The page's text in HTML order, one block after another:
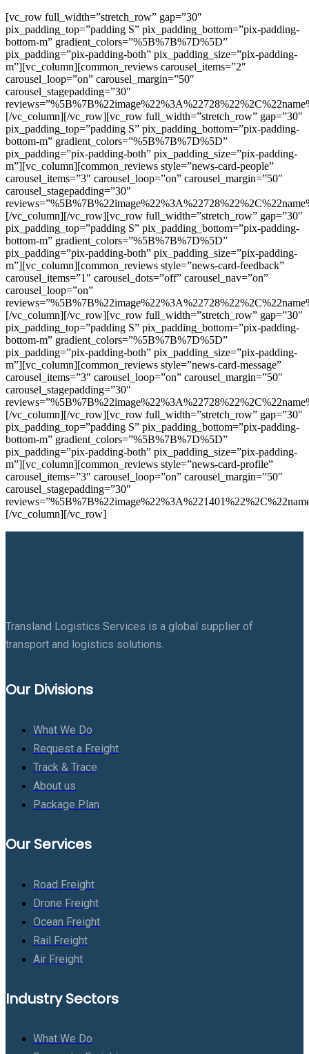
[vc_row full_width=”stretch_row” gap=”30″
pix_padding_top=”padding S” pix_padding_bottom=”pix-padding-
bottom-m” gradient_colors=”%5B%7B%7D%5D”
pix_padding=”pix-padding-both” pix_padding_size=”pix-padding-
m”][vc_column][common_reviews carousel_items=”2″
carousel_loop=”on” carousel_margin=”50″
carousel_stagepadding=”30″
[/vc_column][/vc_row][vc_row full_width=”stretch_row” gap=”30″
pix_padding_top=”padding S” pix_padding_bottom=”pix-padding-
bottom-m” gradient_colors=”%5B%7B%7D%5D”
pix_padding=”pix-padding-both” pix_padding_size=”pix-padding-
m”][vc_column][common_reviews style=”news-card-people”
carousel_items=”3″ carousel_loop=”on” carousel_margin=”50″
carousel_stagepadding=”30″
[/vc_column][/vc_row][vc_row full_width=”stretch_row” gap=”30″
pix_padding_top=”padding S” pix_padding_bottom=”pix-padding-
bottom-m” gradient_colors=”%5B%7B%7D%5D”
pix_padding=”pix-padding-both” pix_padding_size=”pix-padding-
m”][vc_column][common_reviews style=”news-card-feedback”
carousel_items=”1″ carousel_dots=”off” carousel_nav=”on”
carousel_loop=”on”
[/vc_column][/vc_row][vc_row full_width=”stretch_row” gap=”30″
pix_padding_top=”padding S” pix_padding_bottom=”pix-padding-
bottom-m” gradient_colors=”%5B%7B%7D%5D”
pix_padding=”pix-padding-both” pix_padding_size=”pix-padding-
m”][vc_column][common_reviews style=”news-card-message”
carousel_items=”3″ carousel_loop=”on” carousel_margin=”50″
carousel_stagepadding=”30″
[/vc_column][/vc_row][vc_row full_width=”stretch_row” gap=”30″
pix_padding_top=”padding S” pix_padding_bottom=”pix-padding-
bottom-m” gradient_colors=”%5B%7B%7D%5D”
pix_padding=”pix-padding-both” pix_padding_size=”pix-padding-
m”][vc_column][common_reviews style=”news-card-profile”
carousel_items=”3″ carousel_loop=”on” carousel_margin=”50″
carousel_stagepadding=”30″
[/vc_column][/vc_row]
Transland Logistics Services is a global supplier of
transport and logistics solutions.
Our Divisions
What We Do
Request a Freight
Track & Trace
About us
Package Plan
Our Services
Road Freight
Drone Freight
Ocean Freight
Rail Freight
Air Freight
Industry Sectors
What We Do